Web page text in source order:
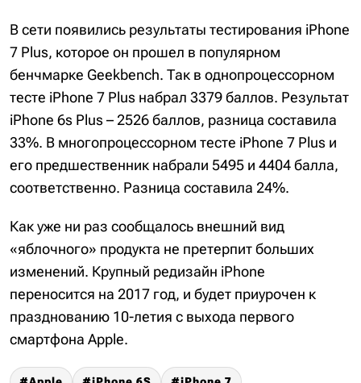
В сети появились результаты тестирования iPhone
7 Plus, которое он прошел в популярном
бенчмарке Geekbench. Так в однопроцессорном
тесте iPhone 7 Plus набрал 3379 баллов. Результат
iPhone 6s Plus – 2526 баллов, разница составила
33%. В многопроцессорном тесте iPhone 7 Plus и
его предшественник набрали 5495 и 4404 балла,
соответственно. Разница составила 24%.
Как уже ни раз сообщалось внешний вид
«яблочного» продукта не претерпит больших
изменений. Крупный редизайн iPhone
переносится на 2017 год, и будет приурочен к
празднованию 10-летия с выхода первого
смартфона Apple.